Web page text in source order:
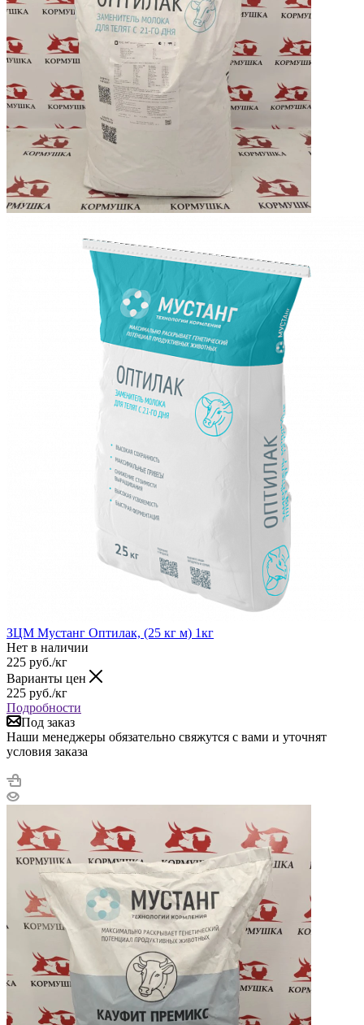
ЗЦМ Мустанг Оптилак, (25 кг м) 1кг
Нет в наличии
225 руб./кг
Варианты цен
225 руб./кг
Подробности
Под заказ
Наши менеджеры обязательно свяжутся с вами и уточнят
условия заказа